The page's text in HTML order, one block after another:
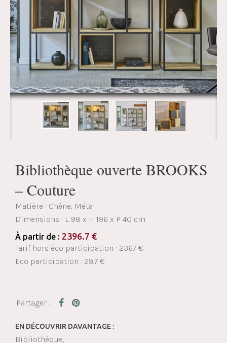
Bibliothèque ouverte BROOKS
– Couture
Matière : Chêne, Métal
Dimensions : L 98 x H 196 x P 40 cm
À partir de : 2396.7 €
Tarif hors éco participation : 2367 €
Eco participation : 29.7 €
EN DÉCOUVRIR DAVANTAGE :
Bibliothèque